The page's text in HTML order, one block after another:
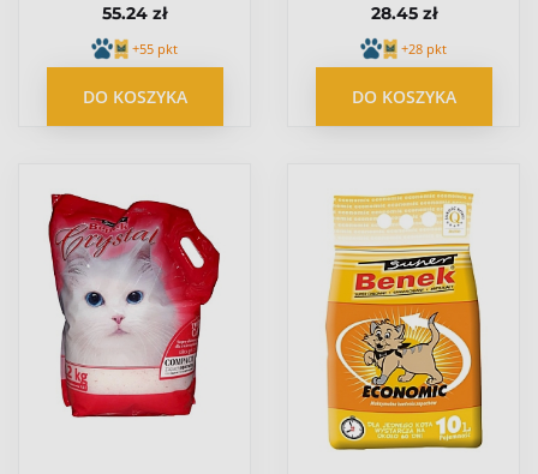
55.24 zł
+55 pkt
DO KOSZYKA
28.45 zł
+28 pkt
DO KOSZYKA